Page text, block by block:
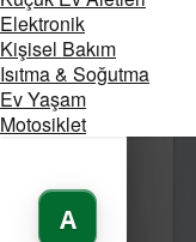
Elektronik
Kişisel Bakım
Isıtma & Soğutma
Ev Yaşam
Motosiklet
A